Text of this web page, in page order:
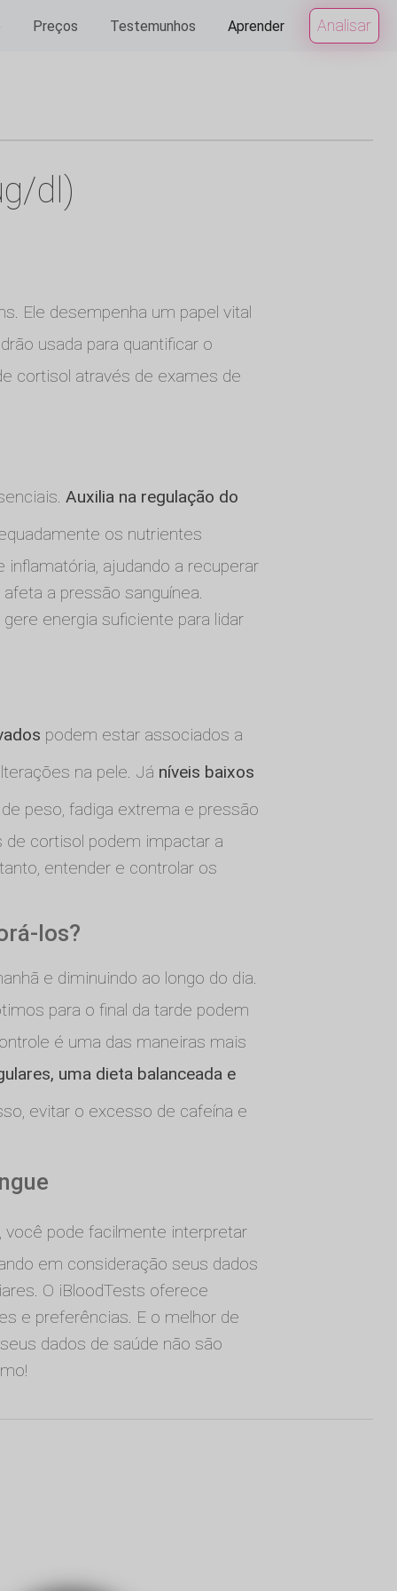
Preços Testemunhos Aprender Analisar
dl)
Ele desempenha um papel vital
usada para quantificar o
cortisol através de exames de
Auxilia na regulação do
os nutrientes
ajudando a recuperar
a pressão sanguínea.
energia suficiente para lidar
podem estar associados a
na pele. Já níveis baixos
peso, fadiga extrema e pressão
de cortisol podem impactar a
entender e controlar os
los?
e diminuindo ao longo do dia.
para o final da tarde podem
é uma das maneiras mais
uma dieta balanceada e
evitar o excesso de cafeína e
você pode facilmente interpretar
em consideração seus dados
O iBloodTests oferece
e preferências. E o melhor de
dados de saúde não são